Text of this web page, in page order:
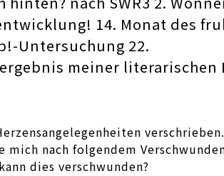
14. Monat des
Untersuchung 22.
meiner literarischen
nach folgendem
dies verschwunden?